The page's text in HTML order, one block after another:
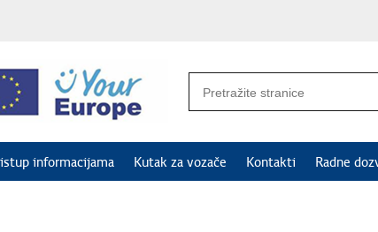
informacijama Kutak za vozače Kontakti Radne